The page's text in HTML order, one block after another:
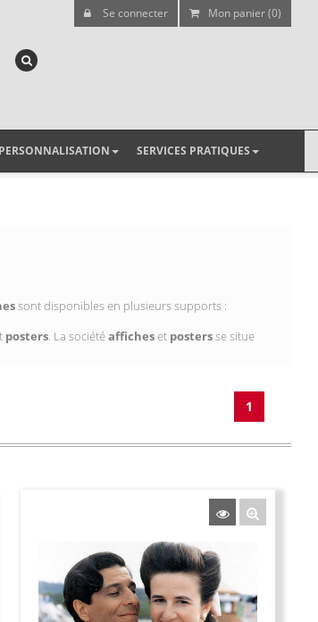
Se connecter Mon panier (0)
PERSONNALISATION SERVICES PRATIQUES
sont disponibles en plusieurs supports :
posters. La sociétéafficheset postersse situe
1